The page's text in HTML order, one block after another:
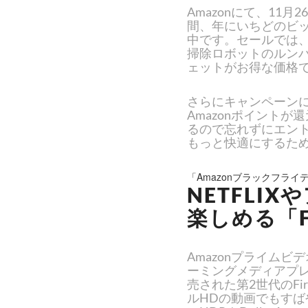
Amazonにて、11月
間、年にいちどのビ
中です。セールでは
掃除ロボットのルン
ェットがお得な価格
さらにキャンペーン
Amazonポイントが
るので忘れずにエン
もっと快適にするた
「Amazonブラックフライ
NETFLIX
楽しめる「
Amazonプライムビ
ーミングメディアプ
売された第2世代の
ルHDの動画でもす